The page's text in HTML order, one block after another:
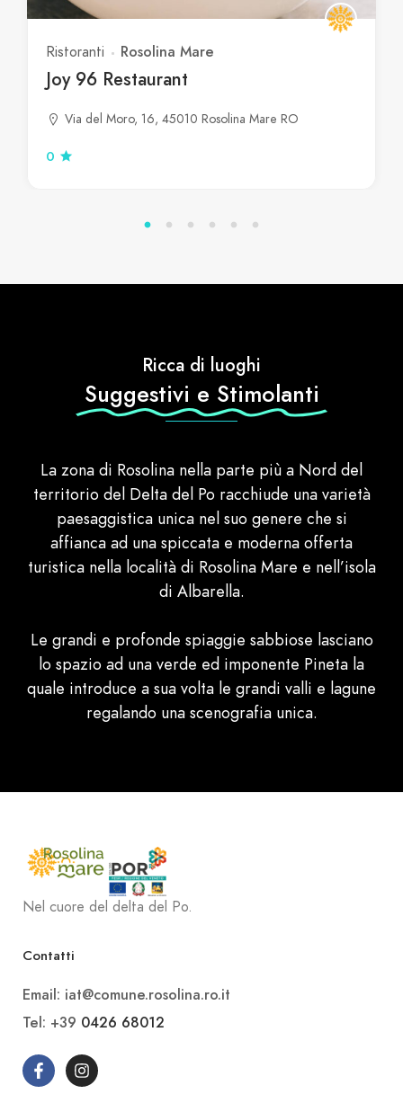
Ristoranti Rosolina Mare
Joy 96 Restaurant
Via del Moro, 16, 45010 Rosolina Mare RO
0
Ricca di luoghi
Suggestivi e Stimolanti
La zona di Rosolina nella parte più a Nord del
territorio del Delta del Po racchiude una varietà
paesaggistica unica nel suo genere che si
affianca ad una spiccata e moderna offerta
turistica nella località di Rosolina Mare e nell’isola
di Albarella.
Le grandi e profonde spiaggie sabbiose lasciano
lo spazio ad una verde ed imponente Pineta la
quale introduce a sua volta le grandi valli e lagune
regalando una scenografia unica.
Nel cuore del delta del Po.
Contatti
Email: iat@comune.rosolina.ro.it
Tel: +39 0426 68012